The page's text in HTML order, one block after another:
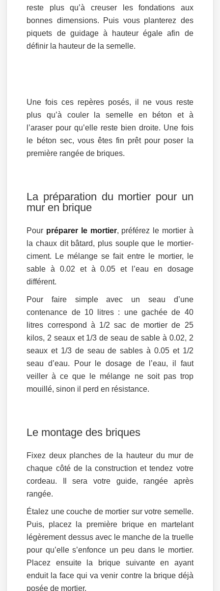
reste plus qu’à creuser les fondations aux
bonnes dimensions. Puis vous planterez des
piquets de guidage à hauteur égale afin de
définir la hauteur de la semelle.
Une fois ces repères posés, il ne vous reste
plus qu’à couler la semelle en béton et à
l’araser pour qu’elle reste bien droite. Une fois
le béton sec, vous êtes fin prêt pour poser la
première rangée de briques.
La préparation du mortier pour un
mur en brique
Pour préparer le mortier, préférez le mortier à
la chaux dit bâtard, plus souple que le mortier-
ciment. Le mélange se fait entre le mortier, le
sable à 0.02 et à 0.05 et l’eau en dosage
différent.
Pour faire simple avec un seau d’une
contenance de 10 litres : une gachée de 40
litres correspond à 1/2 sac de mortier de 25
kilos, 2 seaux et 1/3 de seau de sable à 0.02, 2
seaux et 1/3 de seau de sables à 0.05 et 1/2
seau d’eau. Pour le dosage de l’eau, il faut
veiller à ce que le mélange ne soit pas trop
mouillé, sinon il perd en résistance.
Le montage des briques
Fixez deux planches de la hauteur du mur de
chaque côté de la construction et tendez votre
cordeau. Il sera votre guide, rangée après
rangée.
Étalez une couche de mortier sur votre semelle.
Puis, placez la première brique en martelant
légèrement dessus avec le manche de la truelle
pour qu’elle s’enfonce un peu dans le mortier.
Placez ensuite la brique suivante en ayant
enduit la face qui va venir contre la brique déjà
posée de mortier.